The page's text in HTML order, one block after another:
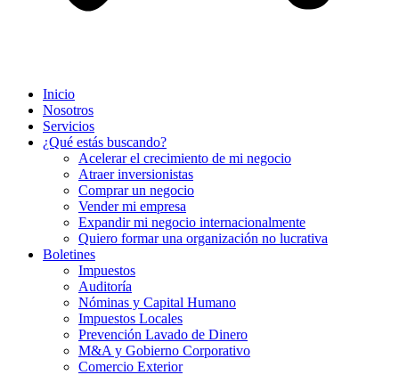
Inicio
Nosotros
Servicios
¿Qué estás buscando?
Acelerar el crecimiento de mi negocio
Atraer inversionistas
Comprar un negocio
Vender mi empresa
Expandir mi negocio internacionalmente
Quiero formar una organización no lucrativa
Boletines
Impuestos
Auditoría
Nóminas y Capital Humano
Impuestos Locales
Prevención Lavado de Dinero
M&A y Gobierno Corporativo
Comercio Exterior